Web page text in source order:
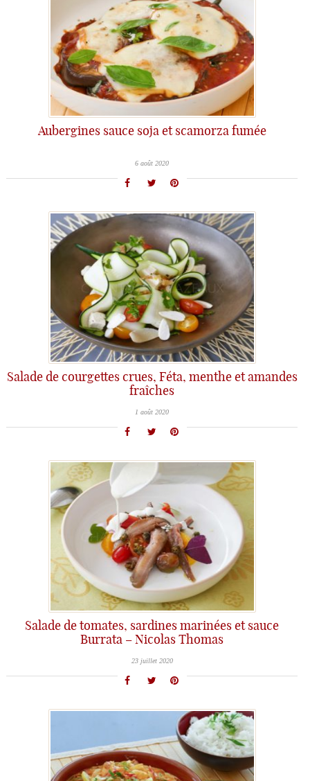
Aubergines sauce soja et scamorza fumée
6 août 2020
Salade de courgettes crues, Féta, menthe et amandes
fraîches
1 août 2020
Salade de tomates, sardines marinées et sauce
Burrata – Nicolas Thomas
23 juillet 2020